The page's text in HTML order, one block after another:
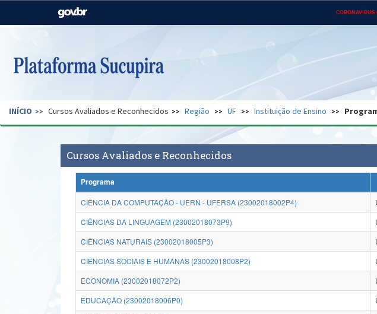
CORONAVÍRUS
Casa Civil
Pecuária e Abastecimento
Ministério do
Regional
Secretaria de Governo Gabinete de Segurança Advocacia-Geral da União
INÍCIO Cursos Avaliados e Reconhecidos Região UF Instituição de Ensino
Cursos Avaliados e Reconhecidos
Programa
CIÊNCIA DA COMPUTAÇÃO - UERN - UFERSA (23002018002P4)
CIÊNCIAS DA LINGUAGEM (23002018073P9)
CIÊNCIAS NATURAIS (23002018005P3)
CIÊNCIAS SOCIAIS E HUMANAS (23002018008P2)
ECONOMIA (23002018072P2)
EDUCAÇÃO (23002018006P0)